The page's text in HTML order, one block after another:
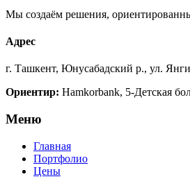
Мы создаём решения,
Адрес
г. Ташкент, Юнусабадский р., ул.
Ориентир: Hamkorbank, 5-Детская
Меню
Главная
Портфолио
Цены